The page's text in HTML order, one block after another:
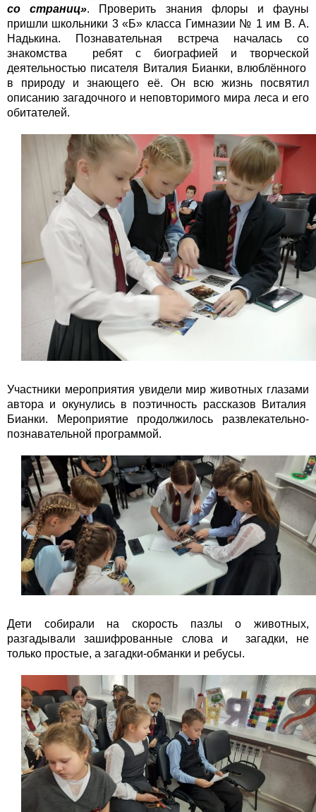
со страниц». Проверить знания флоры и фауны
пришли школьники 3 «Б» класса Гимназии № 1 им В. А.
Надькина. Познавательная встреча началась со
знакомства ребят с биографией и творческой
деятельностью писателя Виталия Бианки, влюблённого
в природу и знающего её. Он всю жизнь посвятил
описанию загадочного и неповторимого мира леса и его
обитателей.
Участники мероприятия увидели мир животных глазами
автора и окунулись в поэтичность рассказов Виталия
Бианки. Мероприятие продолжилось развлекательно-
познавательной программой.
Дети собирали на скорость пазлы о животных,
разгадывали зашифрованные слова и загадки, не
только простые, а загадки-обманки и ребусы.